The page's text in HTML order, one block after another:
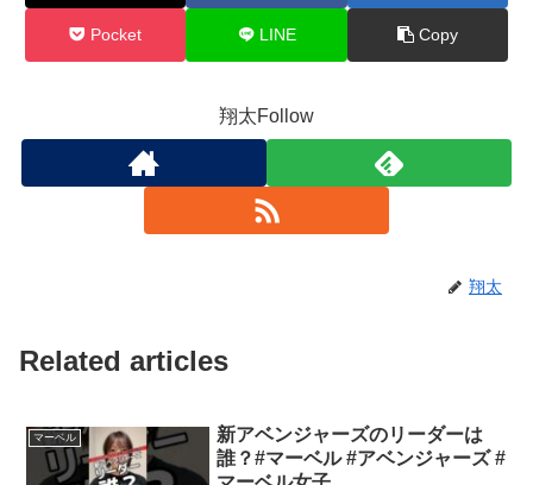
Pocket LINE Copy
翔太Follow
翔太
Related articles
マーベル
新アベンジャーズのリーダーは
誰？#マーベル #アベンジャーズ #